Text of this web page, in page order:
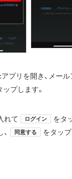
プリを開き、メー
ップします。
れて ログイン
をタ
同意する をタップ